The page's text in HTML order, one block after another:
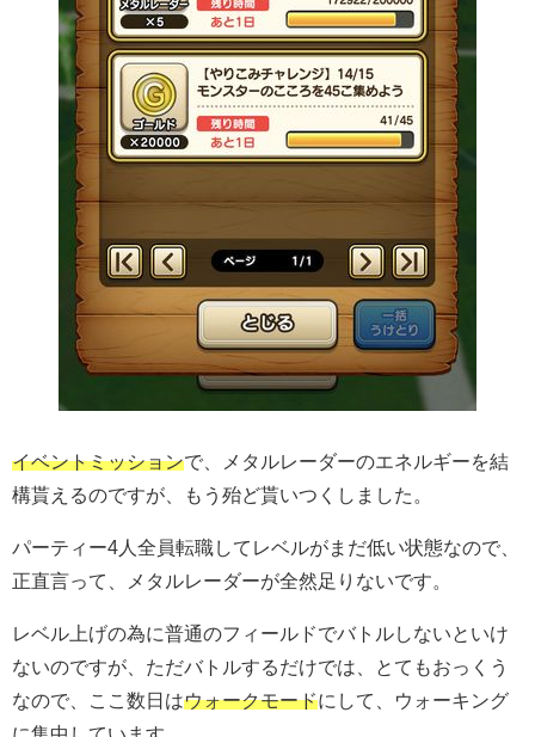
イベントミッションで、メタルレーダーのエネルギーを結
構貰えるのですが、もう殆ど貰いつくしました。
パーティー4人全員転職してレベルがまだ低い状態なので、
正直言って、メタルレーダーが全然足りないです。
レベル上げの為に普通のフィールドでバトルしないといけ
ないのですが、ただバトルするだけでは、とてもおっくう
なので、ここ数日はウォークモードにして、ウォーキング